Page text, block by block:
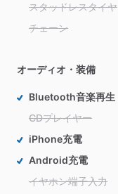
スタッドレスタイヤ
チェーン
オーディオ・装備
Bluetooth音楽再生
CDプレイヤー
iPhone充電
Android充電
イヤホン端子入力